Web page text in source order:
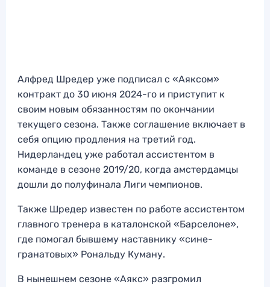
Алфред Шредер уже подписал с «Аяксом»
контракт до 30 июня 2024-го и приступит к
своим новым обязанностям по окончании
текущего сезона. Также соглашение включает в
себя опцию продления на третий год.
Нидерландец уже работал ассистентом в
команде в сезоне 2019/20, когда амстердамцы
дошли до полуфинала Лиги чемпионов.
Также Шредер известен по работе ассистентом
главного тренера в каталонской «Барселоне»,
где помогал бывшему наставнику «сине-
гранатовых» Рональду Куману.
В нынешнем сезоне «Аякс» разгромил